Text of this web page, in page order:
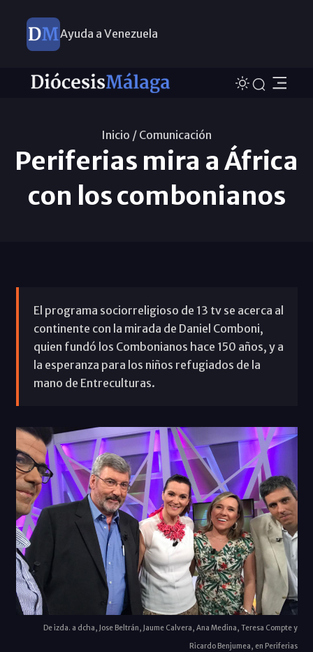
Ayuda a Venezuela
Inicio / Comunicación
Periferias mira a África
con los combonianos
El programa sociorreligioso de 13 tv se acerca al
continente con la mirada de Daniel Comboni,
quien fundó los Combonianos hace 150 años, y a
la esperanza para los niños refugiados de la
mano de Entreculturas.
De izda. a dcha, Jose Beltrán, Jaume Calvera, Ana Medina, Teresa Compte y
Ricardo Benjumea, en Periferias